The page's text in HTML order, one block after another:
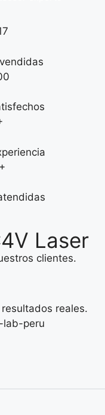
Laser
clientes.
reales.